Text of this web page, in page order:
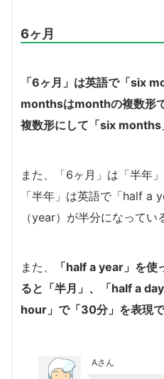
6ヶ月
「6ヶ月」は英語で「six
monthsはmonthの複数形
複数形にして「six months
また、「6ヶ月」は「半年
「半年」は英語で「half a
（year）が半分になってい
また、
「half a year」を
ると「半月」、「half a
hour」で「30分」を表現で
Aさん